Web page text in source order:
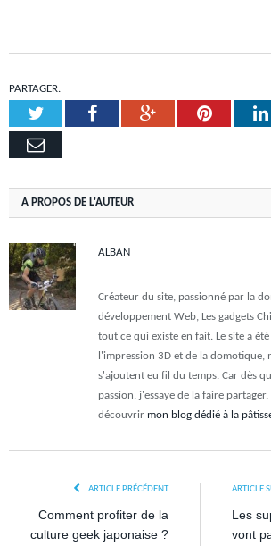
PARTAGER.
TwitterFacebookGoogle+Pinterest
Email
A PROPOS DE L'AUTEUR
ALBAN
Créateur du site, passionné par la
développement Web, Les gadgets
tout ce qui existe en fait. Le site a
l'impression 3D et de la domotique,
s'ajoutent eu fil du temps. Car dès
passion, j'essaye de la faire partager.
découvrir mon blog dédié à la
ARTICLE PRÉCÉDENT
Comment profiter de la
culture geek japonaise ?
ARTICLE
Les
vont